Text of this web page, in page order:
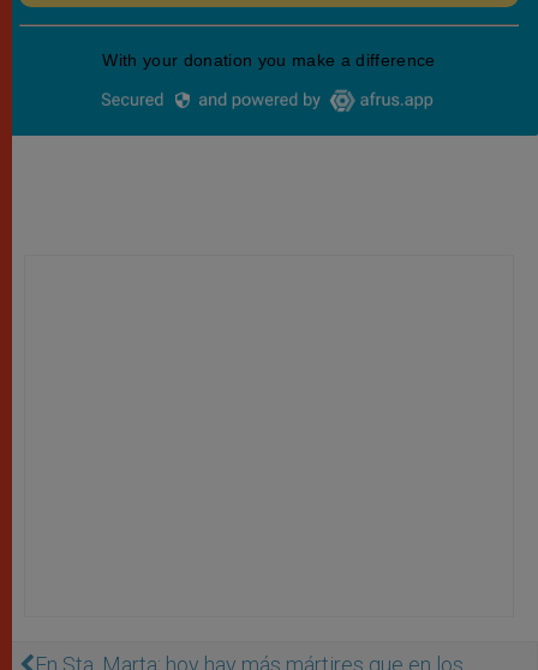
En Sta. Marta: hoy hay más mártires que en los